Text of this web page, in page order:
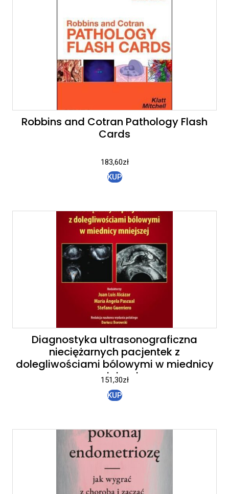
Robbins and Cotran Pathology Flash
Cards
183,60zł
KUP
Diagnostyka ultrasonograficzna
nieciężarnych pacjentek z
dolegliwościami bólowymi w miednicy
mniejszej
151,30zł
KUP